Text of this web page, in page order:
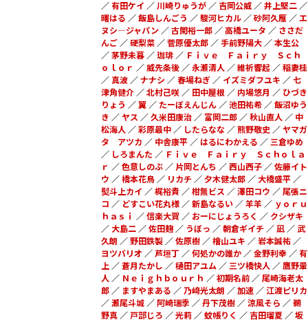
／ 有田ケイ ／ 川崎りゅうが／ 吉岡公威／ 井上堅二／
曙はる ／ 飯島しんごう ／ 駿河ヒカル／ 砂阿久雁／ エ
ヌシ―ジャパン／ 古閑裕一郎／ 高橋ユータ ／ ささだ
んご／ 硬梨菜／ 菅原優太郎／ 手前野陽大／ 本生公
／ 茅野未暮／ 珈琲／ Ｆｉｖｅ Ｆａｉｒｙ Ｓｃｈ
ｏｌｏｒ ／ 威先条後／ 永瀬清人／ 維祈響起／ 稲妻桂
／ 真波／ ナナシ ／ 春場ねぎ／ イズミダフユキ ／ 七
津角健介／ 北村己咲／ 田中屋根／ 内場悠月 ／ ひづき
りょう ／ 翼／ たーぼえんじん／ 池田祐希／ 飯沼ゆう
き ／ ヤス ／ 久米田康治／ 富岡二郎／ 秋山直人／ 中
松海人／ 彩原最中／ したらなな／ 熊野敬史／ ヤマガ
タ アツカ ／ 中舎康平／ はるにわかえる ／ 三倉ゆめ
／ しろまんた ／ Ｆｉｖｅ Ｆａｉｒｙ Ｓｃｈｏｌａ
ｒ ／ 色意しのぶ／ 片岡とんち ／ 西山西子／ 佐藤イト
ウ ／ 橋本花鳥／ リカチ／ 夕木健太郎／ 大橋盛平／
熨斗上カイ ／ 梶裕貴／ 柑無ビス ／ 澤田コウ ／ 尾張ニ
コ ／ どすこい花丸様／ 新島なるい／ 羊羊／ ｙｏｒｕ
ｈａｓｉ ／ 信楽大賀 ／ おーにじょうろく ／ クシザキ
／ 大島二／ 佐田麹／ うぼっ ／ 朝倉ギイチ／ 凪／ 武
久朗 ／ 野田鉄製／ 佐原樹／ 檜山ユキ ／ 岩本誠祐／
ヨツバリオ ／ 芦垣丁／ 何処かの誰か／ 金野利幸／ 有
上／ 蒼月たかし ／ 樋田アユム／ 三ツ橋快人／ 鷹野暈
人／ Ｎｅｉｇｈｂｏｕｒｈ ／ 初期名前／ 尾崎海老太
郎／ ますやまある ／ 乃﨑光太朗 ／ 加速／ 江渡ピリカ
／ 瀬尾斗城／ 阿崎瑞季 ／ 丹下茂樹／ 涼風そら ／ 鵜
野真／ 戸部じろ ／ 光莉／ 蚊帳りく ／ 吉田瑠夏／ 坂